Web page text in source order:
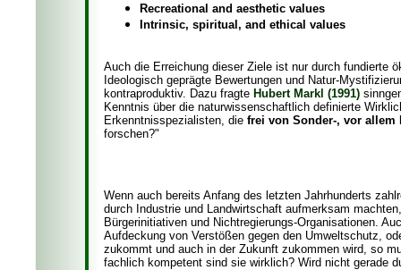
Recreational and aesthetic values
Intrinsic, spiritual, and ethical values
Auch die Erreichung dieser Ziele ist nur durch fundierte
Ideologisch geprägte Bewertungen und Natur-
kontraproduktiv. Dazu fragte Hubert Markl (1991)
Kenntnis über die naturwissenschaftlich definierte
Erkenntnisspezialisten, die frei von Sonder-, vor allem
forschen?"
Wenn auch bereits Anfang des letzten Jahrhunderts
durch Industrie und Landwirtschaft aufmerksam
Bürgerinitiativen und Nichtregierungs-Organisationen.
Aufdeckung von Verstößen gegen den Umweltschutz,
zukommt und auch in der Zukunft zukommen wird, so
fachlich kompetent sind sie wirklich? Wird nicht gerade